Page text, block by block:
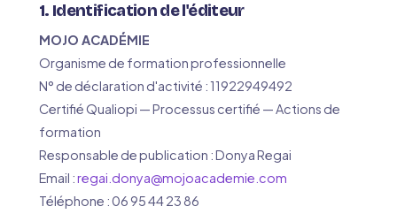
1. Identification de l'éditeur
MOJO ACADÉMIE
Organisme de formation professionnelle
N° de déclaration d'activité : 11922949492
Certifié Qualiopi — Processus certifié — Actions de
formation
Responsable de publication : Donya Regai
Email :regai.donya@mojoacademie.com
Téléphone : 06 95 44 23 86